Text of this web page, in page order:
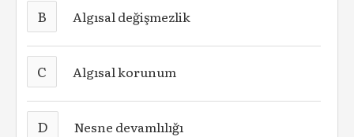
B Algısal değişmezlik
C Algısal korunum
D Nesne devamlılığı